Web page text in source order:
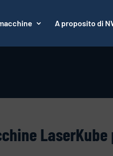
A proposito di